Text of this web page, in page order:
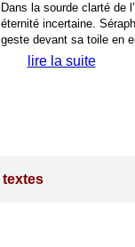
Dans la sourde clarté de
éternité incertaine.
geste devant sa toile en
lire la suite